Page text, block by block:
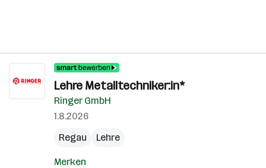
Lehre Metalltechniker:in*
Ringer GmbH
1.8.2026
Regau
Lehre
Merken